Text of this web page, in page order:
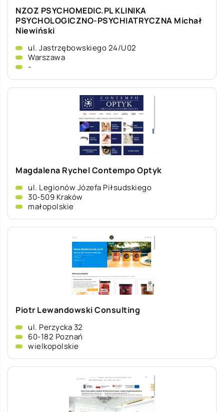
NZOZ PSYCHOMEDIC.PL KLINIKA
PSYCHOLOGICZNO-PSYCHIATRYCZNA Michał
Niewiński
ul. Jastrzębowskiego 24/U02
Warszawa
-
Magdalena Rychel Contempo Optyk
ul. Legionów Józefa Piłsudskiego
30-509 Kraków
małopolskie
Piotr Lewandowski Consulting
ul. Perzycka 32
60-182 Poznań
wielkopolskie